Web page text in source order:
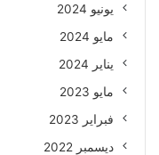
يونيو 2024
مايو 2024
يناير 2024
مايو 2023
فبراير 2023
ديسمبر 2022